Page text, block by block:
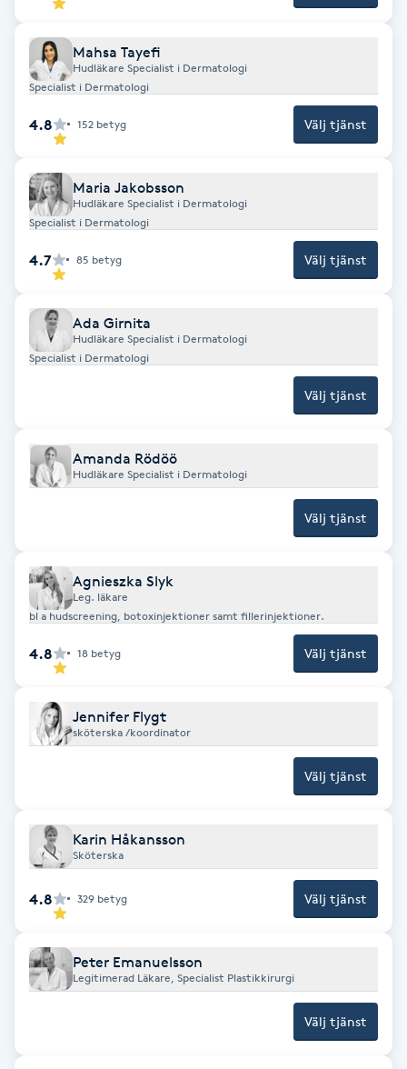
Fotsvamp
Fotvård
Fransar
Fransborttagning
Fransfärgning
Fransförlängning
Fransförlängning Megavolym
Fransk manikyr
Fransrengöring
Friskvård
Friskvårdsmassage
Frisör
Funktionsanalys
Föning
Gel naglar
Gelenaglar
Gellack med förstärkning
Mahsa Tayefi
Hudläkare Specialist i Dermatologi
Specialist i Dermatologi
4.8 152 betyg Välj tjänst
Maria Jakobsson
Hudläkare Specialist i Dermatologi
Specialist i Dermatologi
4.7 85 betyg Välj tjänst
Ada Girnita
Hudläkare Specialist i Dermatologi
Specialist i Dermatologi
Välj tjänst
Amanda Rödöö
Hudläkare Specialist i Dermatologi
Välj tjänst
Agnieszka Slyk
Leg. läkare
bl a hudscreening, botoxinjektioner samt fillerinjektioner.
4.8 18 betyg Välj tjänst
Jennifer Flygt
sköterska /koordinator
Välj tjänst
Karin Håkansson
Sköterska
4.8 329 betyg Välj tjänst
Peter Emanuelsson
Legitimerad Läkare, Specialist Plastikkirurgi
Välj tjänst